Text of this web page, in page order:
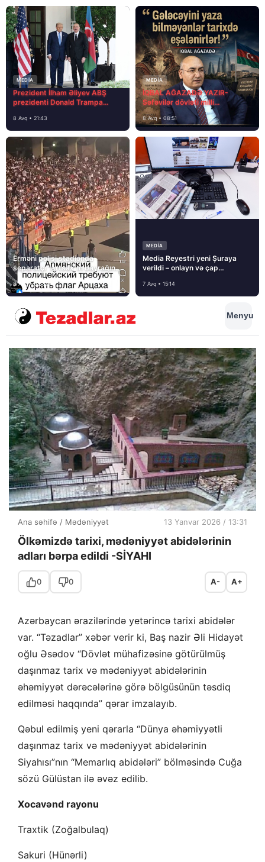
MEDİA
Prezident İlham Əliyev ABŞ
prezidenti Donald Trampa
8 Avq • 21:43
MEDİA
İQBAL AĞAZADƏ YAZIR-
Səfəvilər dövləti milli
dövlətdirmi?
8 Avq • 08:51
Erməni polisi stadionda
separatçı “Artsax”ın bayrağını
müsadirə etdi və…
8 Avq • 08:39
MEDİA
Media Reyestri yeni Şuraya
verildi – onlayn və çap
7 Avq • 15:14
Menyu
Ana səhifə / Mədəniyyət 13 Yanvar 2026 / 13:31
Ölkəmizdə tarixi, mədəniyyət abidələrinin
adları bərpa edildi -SİYAHI
0 0 A- A+
Azərbaycan ərazilərində yetərincə tarixi abidələr
var. “Təzadlar” xəbər verir ki, Baş nazir Əli Hidayət
oğlu Əsədov “Dövlət mühafizəsinə götürülmüş
daşınmaz tarix və mədəniyyət abidələrinin
əhəmiyyət dərəcələrinə görə bölgüsünün təsdiq
edilməsi haqqında” qərar imzalayıb.
Qəbul edilmiş yeni qərarla “Dünya əhəmiyyətli
daşınmaz tarix və mədəniyyət abidələrinin
Siyahısı”nın “Memarlıq abidələri” bölməsində Cuğa
sözü Gülüstan ilə əvəz edilib.
Xocavənd rayonu
Traxtik (Zoğalbulaq)
Sakuri (Hünərli)